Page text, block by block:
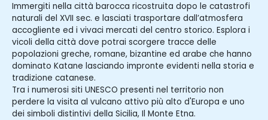
Immergiti nella città barocca ricostruita dopo le catastrofi
naturali del XVII sec. e lasciati trasportare dall’atmosfera
accogliente ed i vivaci mercati del centro storico. Esplora i
vicoli della città dove potrai scorgere tracce delle
popolazioni greche, romane, bizantine ed arabe che hanno
dominato Katane lasciando impronte evidenti nella storia e
tradizione catanese.
Tra i numerosi siti UNESCO presenti nel territorio non
perdere la visita al vulcano attivo più alto d'Europa e uno
dei simboli distintivi della Sicilia, Il Monte Etna.